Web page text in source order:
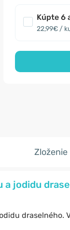
Kúpte 6
22,99€ /
Zloženie
a jodidu
draselného.